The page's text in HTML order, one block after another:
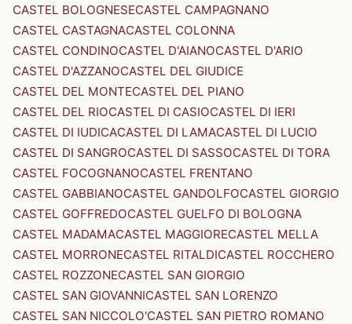
CASTEL BOLOGNESECASTEL CAMPAGNANO
CASTEL CASTAGNACASTEL COLONNA
CASTEL CONDINOCASTEL D'AIANOCASTEL D'ARIO
CASTEL D'AZZANOCASTEL DEL GIUDICE
CASTEL DEL MONTECASTEL DEL PIANO
CASTEL DEL RIOCASTEL DI CASIOCASTEL DI IERI
CASTEL DI IUDICACASTEL DI LAMACASTEL DI LUCIO
CASTEL DI SANGROCASTEL DI SASSOCASTEL DI TORA
CASTEL FOCOGNANOCASTEL FRENTANO
CASTEL GABBIANOCASTEL GANDOLFOCASTEL GIORGIO
CASTEL GOFFREDOCASTEL GUELFO DI BOLOGNA
CASTEL MADAMACASTEL MAGGIORECASTEL MELLA
CASTEL MORRONECASTEL RITALDICASTEL ROCCHERO
CASTEL ROZZONECASTEL SAN GIORGIO
CASTEL SAN GIOVANNICASTEL SAN LORENZO
CASTEL SAN NICCOLO'CASTEL SAN PIETRO ROMANO